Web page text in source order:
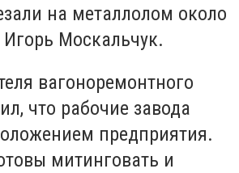
на металлолом около
Москальчук.
вагоноремонтного
что рабочие завода
предприятия.
митинговать и